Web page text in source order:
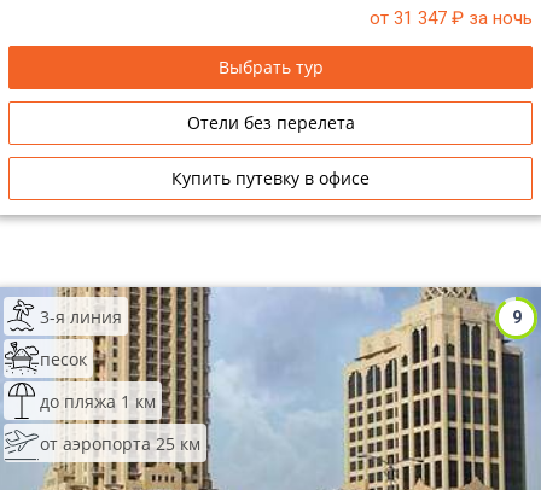
от 31 347 ₽ за ночь
Выбрать тур
Отели без перелета
Купить путевку в офисе
9
3-я линия
песок
до пляжа 1 км
от аэропорта 25 км